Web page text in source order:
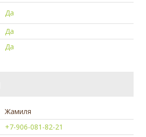
Да
Да
Да
Жамиля
+7-906-081-82-21